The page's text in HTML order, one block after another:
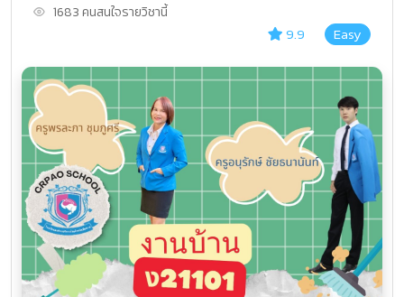
1683 คนสนใจรายวิชานี้
9.9 Easy